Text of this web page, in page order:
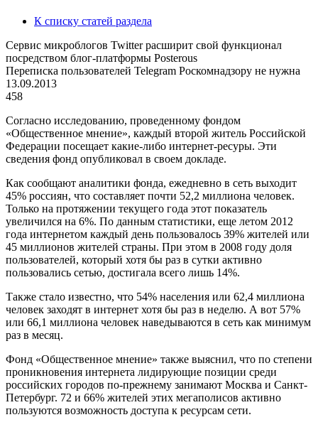
К списку статей раздела
Сервис микроблогов Twitter расширит свой функционал
посредством блог-платформы Posterous
Переписка пользователей Telegram Роскомнадзору не нужна
13.09.2013
458
Согласно исследованию, проведенному фондом
«Общественное мнение», каждый второй житель Российской
Федерации посещает какие-либо интернет-ресуры. Эти
сведения фонд опубликовал в своем докладе.
Как сообщают аналитики фонда, ежедневно в сеть выходит
45% россиян, что составляет почти 52,2 миллиона человек.
Только на протяжении текущего года этот показатель
увеличился на 6%. По данным статистики, еще летом 2012
года интернетом каждый день пользовалось 39% жителей или
45 миллионов жителей страны. При этом в 2008 году доля
пользователей, который хотя бы раз в сутки активно
пользовались сетью, достигала всего лишь 14%.
Также стало известно, что 54% населения или 62,4 миллиона
человек заходят в интернет хотя бы раз в неделю. А вот 57%
или 66,1 миллиона человек наведываются в сеть как минимум
раз в месяц.
Фонд «Общественное мнение» также выяснил, что по степени
проникновения интернета лидирующие позиции среди
российских городов по-прежнему занимают Москва и Санкт-
Петербург. 72 и 66% жителей этих мегаполисов активно
пользуются возможность доступа к ресурсам сети.